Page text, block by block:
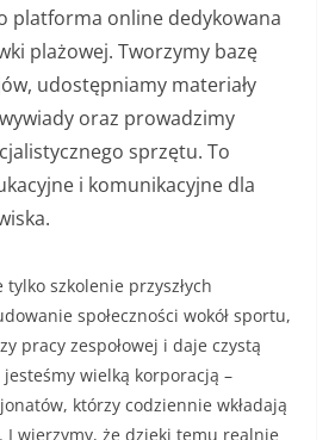
platforma online dedykowana
plażowej. Tworzymy bazę
udostępniamy materiały
oraz prowadzimy
sprzętu. To
i komunikacyjne dla
szkolenie przyszłych
społeczności wokół sportu,
pracy zespołowej i daje czystą
wielką korporacją –
którzy codziennie wkładają
I wierzymy, że dzięki temu realnie